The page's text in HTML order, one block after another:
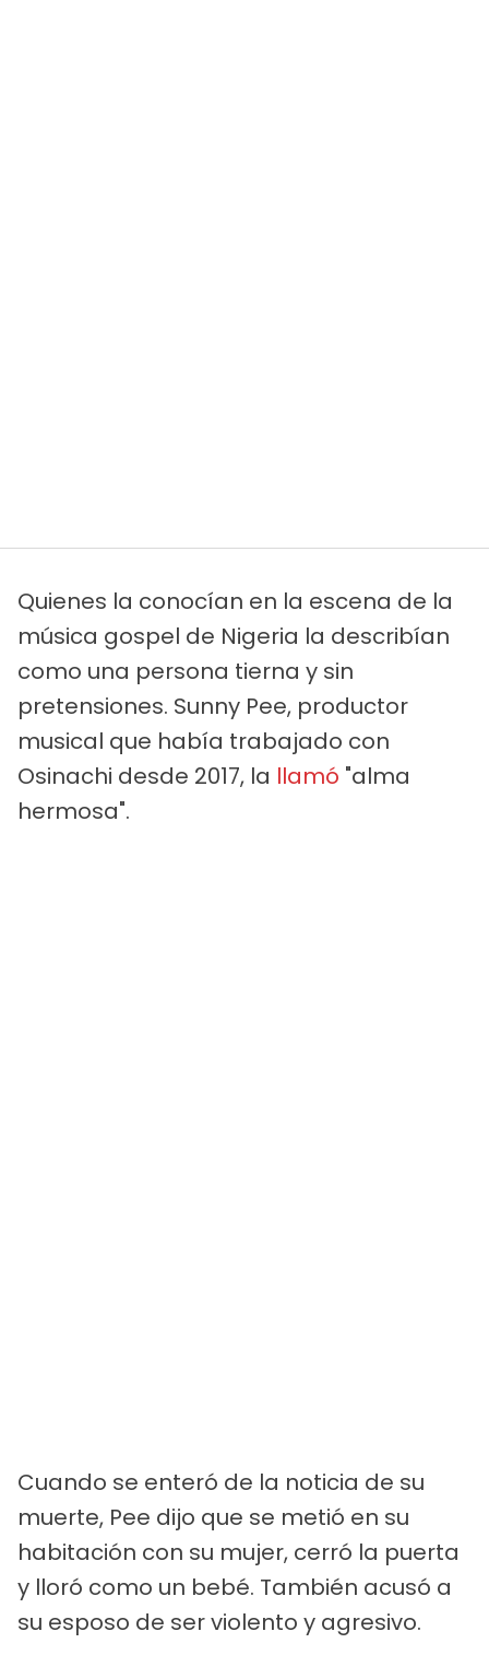
Quienes la conocían en la escena de la
música gospel de Nigeria la describían
como una persona tierna y sin
pretensiones. Sunny Pee, productor
musical que había trabajado con
Osinachi desde 2017, la llamó "alma
hermosa".
Cuando se enteró de la noticia de su
muerte, Pee dijo que se metió en su
habitación con su mujer, cerró la puerta
y lloró como un bebé. También acusó a
su esposo de ser violento y agresivo.